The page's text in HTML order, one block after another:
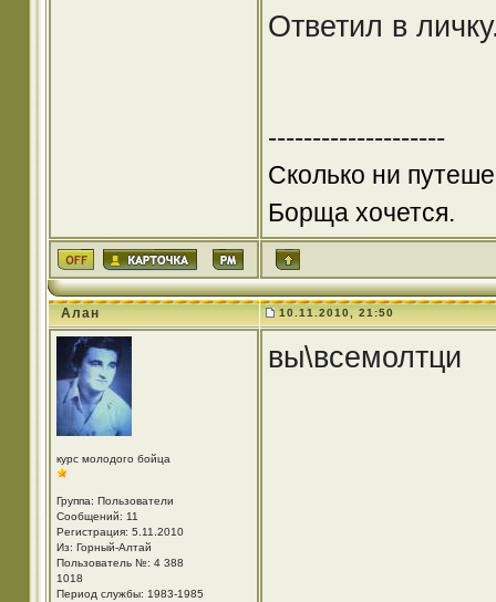
Ответил в
--------------------
Сколько ни
Борща хочется.
Алан 10.11.2010, 21:50
курс молодого бойца
Группа: Пользователи
Сообщений: 11
Регистрация: 5.11.2010
Из: Горный-Алтай
Пользователь №: 4 388
1018
Период службы: 1983-1985
вы\всемолтци